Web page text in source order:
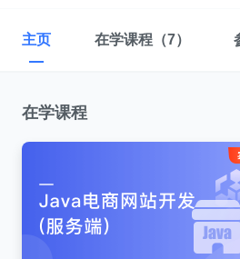
主页 在学课程 （7）
在学课程